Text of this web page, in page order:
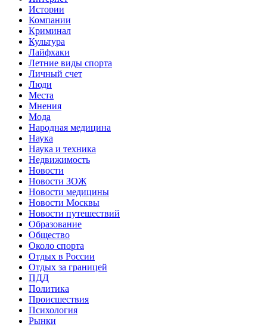
Истории
Компании
Криминал
Культура
Лайфхаки
Летние виды спорта
Личный счет
Люди
Места
Мнения
Мода
Народная медицина
Наука
Наука и техника
Недвижимость
Новости
Новости ЗОЖ
Новости медицины
Новости Москвы
Новости путешествий
Образование
Общество
Около спорта
Отдых в России
Отдых за границей
ПДД
Политика
Происшествия
Психология
Рынки